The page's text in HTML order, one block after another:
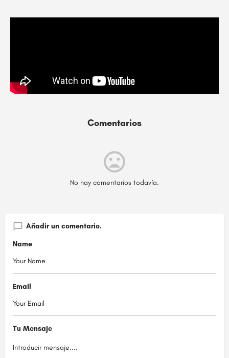
Comentarios
No hay comentarios todavía.
Añadir un comentario.
Name
Email
Tu Mensaje